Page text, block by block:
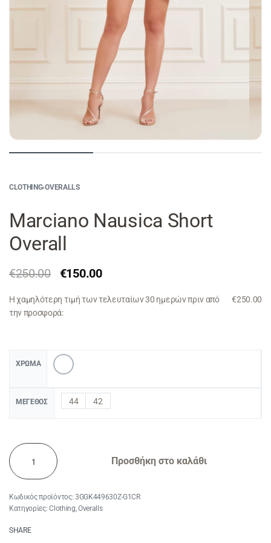
CLOTHING›OVERALLS
Marciano Nausica Short
Overall
€250.00 €150.00
Η χαμηλότερη τιμή των τελευταίων 30 ημερών πριν από
την προσφορά:
€250.00
ΧΡΏΜΑ
ΜΈΓΕΘΟΣ 44 42
Προσθήκη στο καλάθι
3GGK449630Z-G1CR
Κατηγορίες:Clothing,Overalls
SHARE